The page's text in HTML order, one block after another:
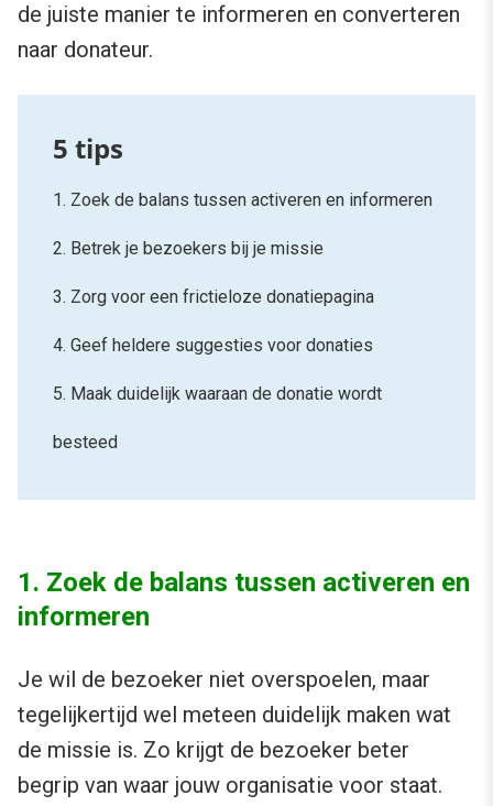
de juiste manier te informeren en converteren
naar donateur.
1. Zoek de balans tussen activeren en informeren
2. Betrek je bezoekers bij je missie
3. Zorg voor een frictieloze donatiepagina
4. Geef heldere suggesties voor donaties
5. Maak duidelijk waaraan de donatie wordt
besteed
1. Zoek de balans tussen activeren en
informeren
Je wil de bezoeker niet overspoelen, maar
tegelijkertijd wel meteen duidelijk maken wat
de missie is. Zo krijgt de bezoeker beter
begrip van waar jouw organisatie voor staat.